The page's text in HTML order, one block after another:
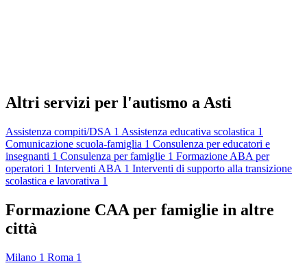
Altri servizi per l'autismo a Asti
Assistenza compiti/DSA 1 Assistenza educativa scolastica 1
Comunicazione scuola-famiglia 1 Consulenza per educatori e
insegnanti 1 Consulenza per famiglie 1 Formazione ABA per
operatori 1 Interventi ABA 1 Interventi di supporto alla transizione
scolastica e lavorativa 1
Formazione CAA per famiglie in altre
città
Milano 1 Roma 1